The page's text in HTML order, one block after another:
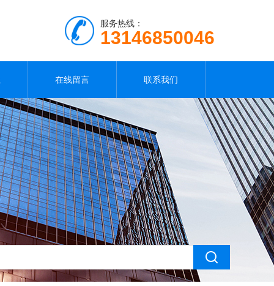
服务热线：
13146850046
在线留言 联系我们